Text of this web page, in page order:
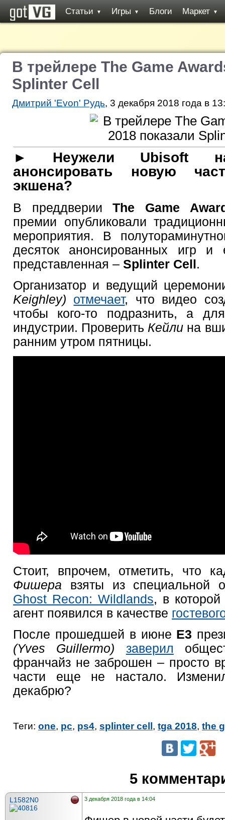
Статьи ▼ Игры ▼ Блоги Маркет ▼
В трейлере The Game
Splinter Cell
Дмитрий 'Evon' Рудь, 3 декабря 2018 года в
► Неужели Ubisoft
анонсировать новую
экшена?
В преддверииThe Game
премии опубликовали
мероприятия. В
десяток анонсированных игр
представленная – Splinter Cell.
Организатор и ведущий
Keighley) отмечает, что видео
чтобы кого-то подразнить, а
индустрии. Проверить Кейли на
ранним утром пятницы.
Стоит, впрочем, отметить, что
Фишера взяты из специальной
Ghost Recon: Wildlands, в
агент появился в качестве
После прошедшей в июне E3
(Yves Guillermo)
заверил
франчайз не заброшен – просто
части еще не настало.
декабрю?
Теги: one, pc, ps4, splinter cell, tga 2018, the
5
L1582N0 3 декабря 2018 года в 14:04